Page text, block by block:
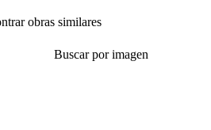
obras similares
Buscar por imagen